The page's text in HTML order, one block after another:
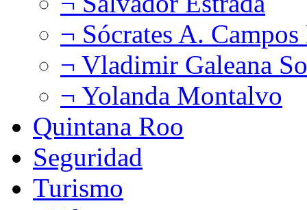
¬ Sócrates A.
¬ Vladimir Galeana
¬ Yolanda Montalvo
Quintana Roo
Seguridad
Turismo